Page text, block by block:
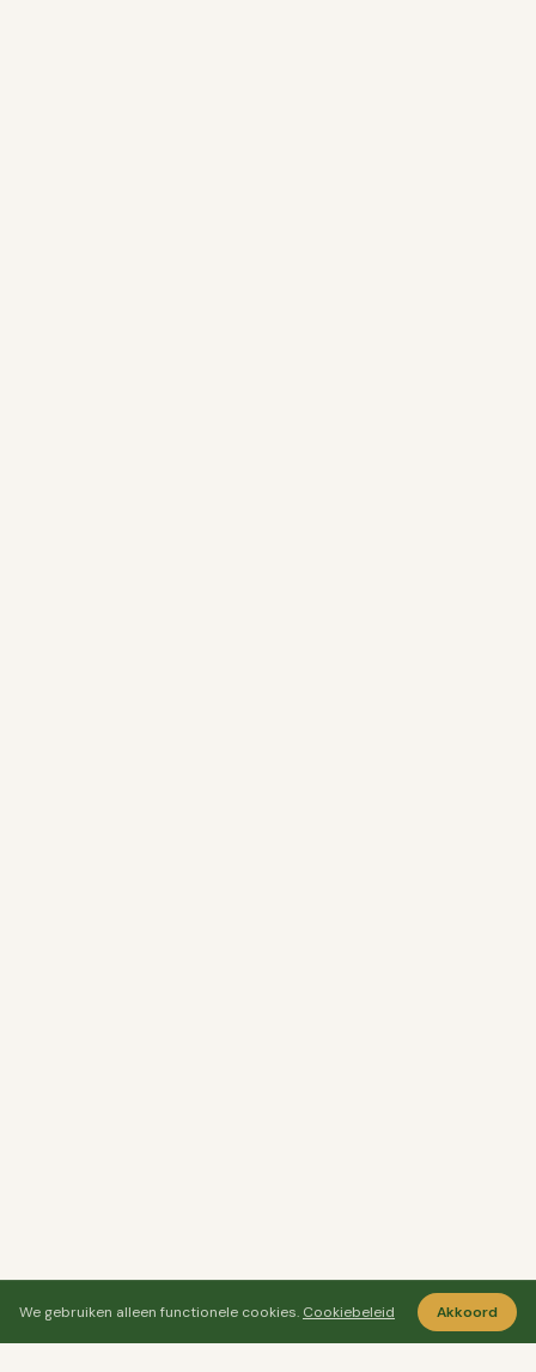
We gebruiken alleen functionele cookies. Cookiebeleid Akkoord